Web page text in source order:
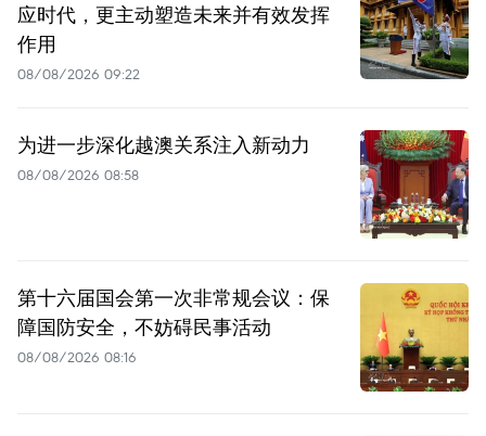
应时代，更主动塑造未来并有效发挥
作用
08/08/2026 09:22
为进一步深化越澳关系注入新动力
08/08/2026 08:58
第十六届国会第一次非常规会议：保
障国防安全，不妨碍民事活动
08/08/2026 08:16